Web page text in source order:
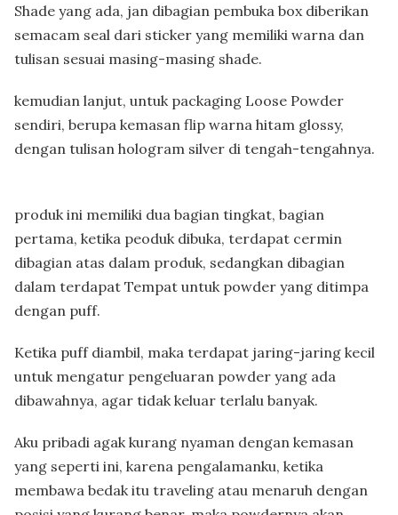
Shade yang ada, jan dibagian pembuka box diberikan
semacam seal dari sticker yang memiliki warna dan
tulisan sesuai masing-masing shade.
kemudian lanjut, untuk packaging Loose Powder
sendiri, berupa kemasan flip warna hitam glossy,
dengan tulisan hologram silver di tengah-tengahnya.
produk ini memiliki dua bagian tingkat, bagian
pertama, ketika peoduk dibuka, terdapat cermin
dibagian atas dalam produk, sedangkan dibagian
dalam terdapat Tempat untuk powder yang ditimpa
dengan puff.
Ketika puff diambil, maka terdapat jaring-jaring kecil
untuk mengatur pengeluaran powder yang ada
dibawahnya, agar tidak keluar terlalu banyak.
Aku pribadi agak kurang nyaman dengan kemasan
yang seperti ini, karena pengalamanku, ketika
membawa bedak itu traveling atau menaruh dengan